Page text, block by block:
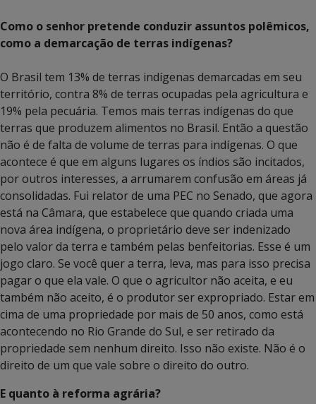
Como o senhor pretende conduzir assuntos polêmicos,
como a demarcação de terras indígenas?
O Brasil tem 13% de terras indígenas demarcadas em seu
território, contra 8% de terras ocupadas pela agricultura e
19% pela pecuária. Temos mais terras indígenas do que
terras que produzem alimentos no Brasil. Então a questão
não é de falta de volume de terras para indígenas. O que
acontece é que em alguns lugares os índios são incitados,
por outros interesses, a arrumarem confusão em áreas já
consolidadas. Fui relator de uma PEC no Senado, que agora
está na Câmara, que estabelece que quando criada uma
nova área indígena, o proprietário deve ser indenizado
pelo valor da terra e também pelas benfeitorias. Esse é um
jogo claro. Se você quer a terra, leva, mas para isso precisa
pagar o que ela vale. O que o agricultor não aceita, e eu
também não aceito, é o produtor ser expropriado. Estar em
cima de uma propriedade por mais de 50 anos, como está
acontecendo no Rio Grande do Sul, e ser retirado da
propriedade sem nenhum direito. Isso não existe. Não é o
direito de um que vale sobre o direito do outro.
E quanto à reforma agrária?